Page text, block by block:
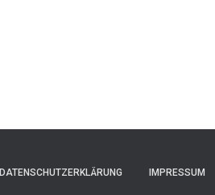
DATENSCHUTZERKLÄRUNG IMPRESSUM